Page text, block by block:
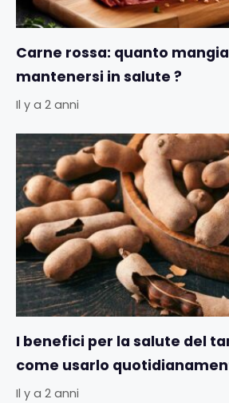
Carne rossa: quanto
mantenersi in salute ?
Il y a 2 anni
I benefici per la salute del
come usarlo
Il y a 2 anni